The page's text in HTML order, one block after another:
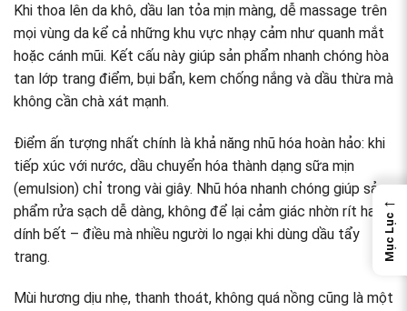
Khi thoa lên da khô, dầu lan tỏa mịn màng, dễ massage trên
mọi vùng da kể cả những khu vực nhạy cảm như quanh mắt
hoặc cánh mũi. Kết cấu này giúp sản phẩm nhanh chóng hòa
tan lớp trang điểm, bụi bẩn, kem chống nắng và dầu thừa mà
không cần chà xát mạnh.
Điểm ấn tượng nhất chính là khả năng nhũ hóa hoàn hảo: khi
tiếp xúc với nước, dầu chuyển hóa thành dạng sữa mịn
(emulsion) chỉ trong vài giây. Nhũ hóa nhanh chóng giúp sản
phẩm rửa sạch dễ dàng, không để lại cảm giác nhờn rít hay
dính bết – điều mà nhiều người lo ngại khi dùng dầu tẩy
trang.
Mùi hương dịu nhẹ, thanh thoát, không quá nồng cũng là một
←
Mục Lục